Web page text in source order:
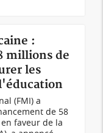
:
millions de
les
(FMI) a
de 58
faveur de la